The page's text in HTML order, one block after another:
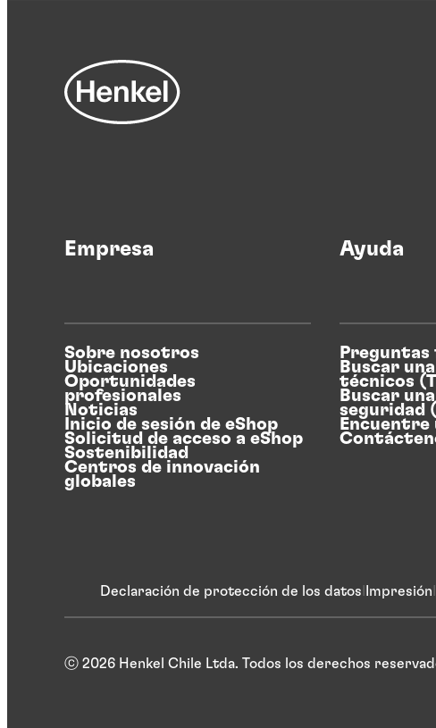
Empresa
Sobre nosotros
Ubicaciones
Oportunidades
profesionales
Noticias
Inicio de sesión de eShop
Solicitud de acceso a eShop
Sostenibilidad
Centros de innovación
globales
Ayuda
Buscar
técnicos
Buscar
seguridad
Declaración de protección de los datos Impresión
ⓒ 2026 Henkel Chile Ltda. Todos los derechos